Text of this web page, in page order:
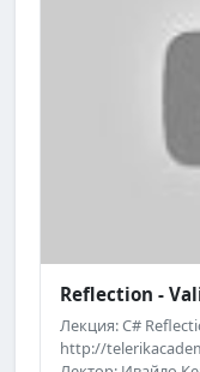
Reflection -
Лекция: C#
http://